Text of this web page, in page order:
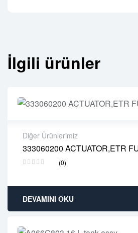
İlgili ürünler
Diğer Ürünlerimiz
333060200 ACTUATOR,ETR
(0)
2 years warranty
Delivery time: 1-2 business days
DEVAMINI OKU